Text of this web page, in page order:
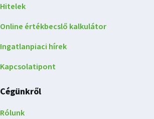
Hitelek
Online értékbecslő kalkulátor
Ingatlanpiaci hírek
Kapcsolatipont
Cégünkről
Rólunk